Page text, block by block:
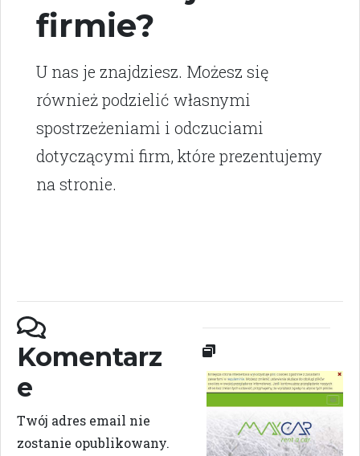
firmie?
U nas je znajdziesz. Możesz się
również podzielić własnymi
spostrzeżeniami i odczuciami
dotyczącymi firm, które prezentujemy
na stronie.
Komentarz
e
Twój adres email nie
zostanie opublikowany.